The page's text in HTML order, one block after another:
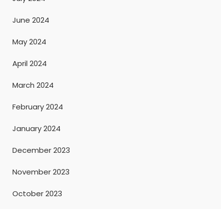
June 2024
May 2024
April 2024
March 2024
February 2024
January 2024
December 2023
November 2023
October 2023